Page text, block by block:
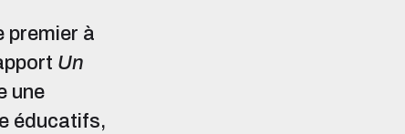
premier à
Un
une
éducatifs,